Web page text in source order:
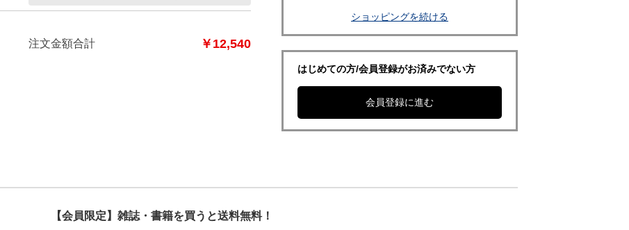
ショッピングを続ける
はじめての方/会員登録がお済みでない方
注文金額合計 ￥12,540
【会員限定】雑誌・書籍を買うと送料無料！